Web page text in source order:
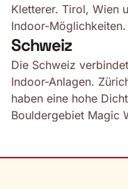
Kletterer. Tirol, Wien
Indoor-Möglichkeiten.
Schweiz
Die Schweiz
Indoor-Anlagen.
haben eine hohe
Bouldergebiet Magic